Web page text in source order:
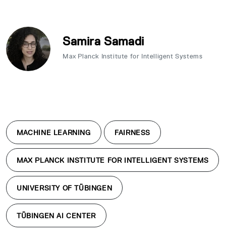
Samira Samadi
Max Planck Institute for Intelligent Systems
MACHINE LEARNING FAIRNESS
MAX PLANCK INSTITUTE FOR INTELLIGENT SYSTEMS
UNIVERSITY OF TÜBINGEN
TÜBINGEN AI CENTER